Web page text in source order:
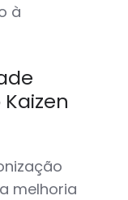
à
melhoria